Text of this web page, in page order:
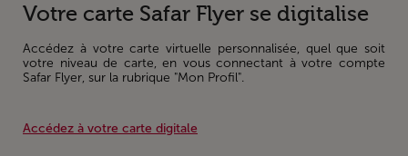
Votre carte Safar Flyer se digitalise
Accédez à votre carte virtuelle personnalisée, quel que soit
votre niveau de carte, en vous connectant à votre compte
Safar Flyer, sur la rubrique "Mon Profil".
Accédez à votre carte digitale